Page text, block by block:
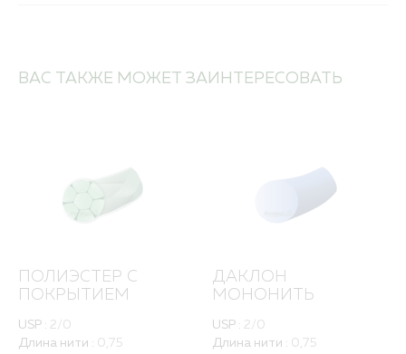
ВАС ТАКЖЕ МОЖЕТ ЗАИНТЕРЕСОВАТЬ
ПОЛИЭСТЕР С
ПОКРЫТИЕМ
USP : 2/0
Длина нити : 0,75
ДАКЛОН
МОНОНИТЬ
USP : 2/0
Длина нити : 0,75